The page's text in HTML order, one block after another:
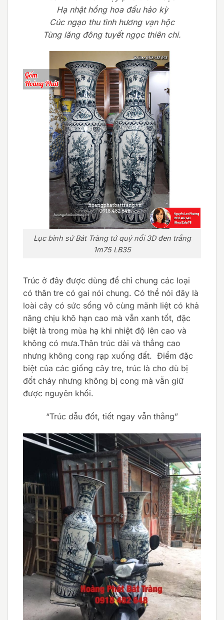
Hạ nhật hồng hoa đấu hảo kỳ
Cúc ngạo thu tình hương vạn hộc
Tùng lăng đông tuyết ngọc thiên chi.
Lục bình sứ Bát Tràng tứ quý nổi 3D đen trắng
1m75 LB35
Trúc ở đây được dùng để chỉ chung các loại
có thân tre có gai nói chung. Có thể nói đây là
loài cây có sức sống vô cùng mãnh liệt có khả
năng chịu khô hạn cao mà vẫn xanh tốt, đặc
biệt là trong mùa hạ khi nhiệt độ lên cao và
không có mưa.Thân trúc dài và thẳng cao
nhưng không cong rạp xuống đất. Điểm đặc
biệt của các giống cây tre, trúc là cho dù bị
đốt cháy nhưng không bị cong mà vẫn giữ
được nguyên khối.
“Trúc dẫu đốt, tiết ngay vẫn thẳng”